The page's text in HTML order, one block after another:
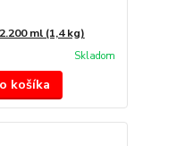
ml (1,4 kg)
Skladom
košíka